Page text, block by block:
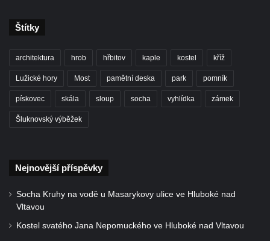
Ohří
Evangelická modlitebna u autobusového
Márnice na hřbitově v Chlumčanech
Kaple svatého Václava ve Vlčí
Kaple svatého Floriána ve Veltěži
Štítky
architektura hrob hřbitov kaple kostel kříž
Lužické hory Most pamětní deska park pomník
pískovec skála sloup socha vyhlídka zámek
Šluknovský výběžek
Nejnovější příspěvky
Socha Kruhy na vodě u Masarykovy ulice ve Hluboké nad
Vltavou
Kostel svatého Jana Nepomuckého ve Hluboké nad Vltavou